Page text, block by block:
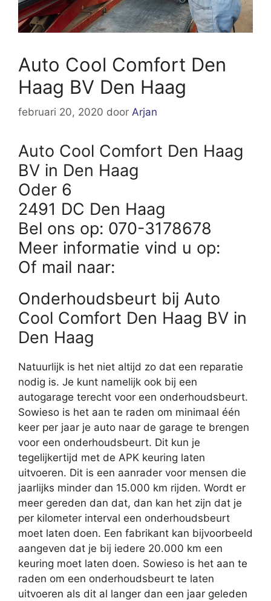
Auto Cool Comfort Den
Haag BV Den Haag
februari 20, 2020 door Arjan
Auto Cool Comfort Den Haag
BV in Den Haag
Oder 6
2491 DC Den Haag
Bel ons op: 070-3178678
Meer informatie vind u op:
Of mail naar:
Onderhoudsbeurt bij Auto
Cool Comfort Den Haag BV in
Den Haag
Natuurlijk is het niet altijd zo dat een reparatie
nodig is. Je kunt namelijk ook bij een
autogarage terecht voor een onderhoudsbeurt.
Sowieso is het aan te raden om minimaal één
keer per jaar je auto naar de garage te brengen
voor een onderhoudsbeurt. Dit kun je
tegelijkertijd met de APK keuring laten
uitvoeren. Dit is een aanrader voor mensen die
jaarlijks minder dan 15.000 km rijden. Wordt er
meer gereden dan dat, dan kan het zijn dat je
per kilometer interval een onderhoudsbeurt
moet laten doen. Een fabrikant kan bijvoorbeeld
aangeven dat je bij iedere 20.000 km een
keuring moet laten doen. Sowieso is het aan te
raden om een onderhoudsbeurt te laten
uitvoeren als dit al langer dan een jaar geleden